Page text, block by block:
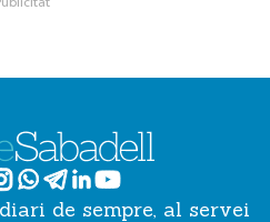
de sempre, al servei